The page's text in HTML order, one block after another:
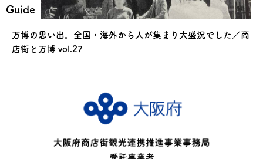
Guide
万博の思い出。全国・海外から人が集まり大盛況でした／商
店街と万博 vol.27